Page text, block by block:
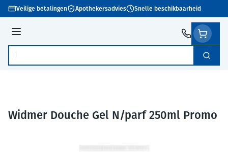
Ga naar de inhoud
Veilige betalingen Apothekersadvies Snelle beschikbaarheid
Menu
Product, merk, categorie... Zoek
Widmer Douche Gel N/parf 250ml Promo